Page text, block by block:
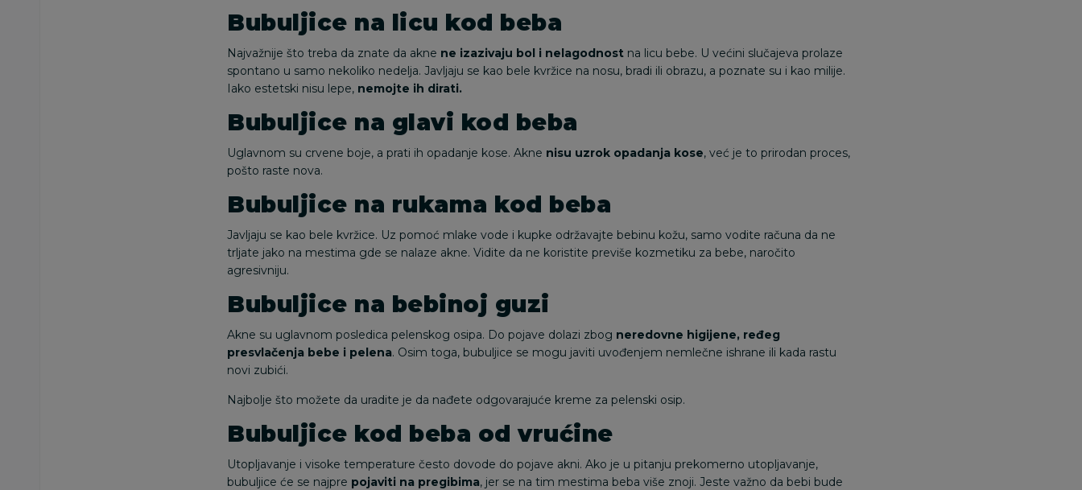
Bubuljice na licu kod beba
Najvažnije što treba da znate da akne ne izazivaju bol i nelagodnost na licu bebe. U većini slučajeva prolaze
spontano u samo nekoliko nedelja. Javljaju se kao bele kvržice na nosu, bradi ili obrazu, a poznate su i kao milije.
Iako estetski nisu lepe, nemojte ih dirati.
Bubuljice na glavi kod beba
Uglavnom su crvene boje, a prati ih opadanje kose. Akne nisu uzrok opadanja kose, već je to prirodan proces,
pošto raste nova.
Bubuljice na rukama kod beba
Javljaju se kao bele kvržice. Uz pomoć mlake vode i kupke održavajte bebinu kožu, samo vodite računa da ne
trljate jako na mestima gde se nalaze akne. Vidite da ne koristite previše kozmetiku za bebe, naročito
agresivniju.
Bubuljice na bebinoj guzi
Akne su uglavnom posledica pelenskog osipa. Do pojave dolazi zbog neredovne higijene, ređeg
presvlačenja bebe i pelena. Osim toga, bubuljice se mogu javiti uvođenjem nemlečne ishrane ili kada rastu
novi zubići.
Najbolje što možete da uradite je da nađete odgovarajuće kreme za pelenski osip.
Bubuljice kod beba od vrućine
Utopljavanje i visoke temperature često dovode do pojave akni. Ako je u pitanju prekomerno utopljavanje,
bubuljice će se najpre pojaviti na pregibima, jer se na tim mestima beba više znoji. Jeste važno da bebi bude